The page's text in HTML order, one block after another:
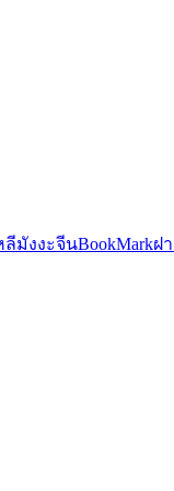
ลีมังงะจีนBookMarkฝ